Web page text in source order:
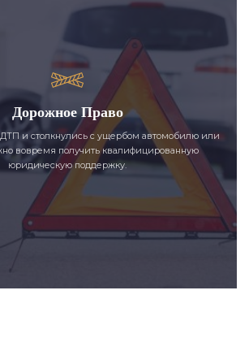
Дорожное Право
и столкнулись с ущербом автомобилю или
вовремя получить квалифицированную
юридическую поддержку.